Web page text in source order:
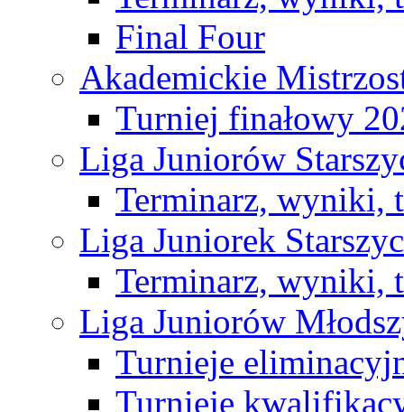
Final Four
Akademickie
Turniej finałowy
Liga Juniorów
Terminarz, wyniki,
Liga Juniorek
Terminarz, wyniki,
Liga Juniorów
Turnieje
Turnieje